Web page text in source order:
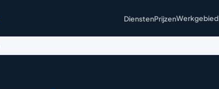
DienstenPrijzenWerkgebied